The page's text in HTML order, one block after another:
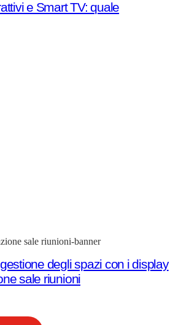
e Smart TV: quale
degli spazi con i display
sale riunioni